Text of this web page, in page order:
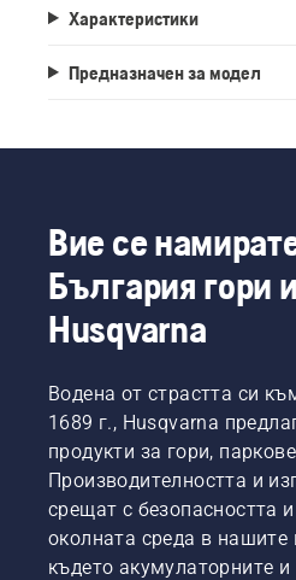
Характеристики
Предназначен за модел
Вие се
България гори
Husqvarna
Водена от страстта си
1689 г., Husqvarna
продукти за гори,
Производителността и
срещат с безопасността
околната среда в
където акумулаторните